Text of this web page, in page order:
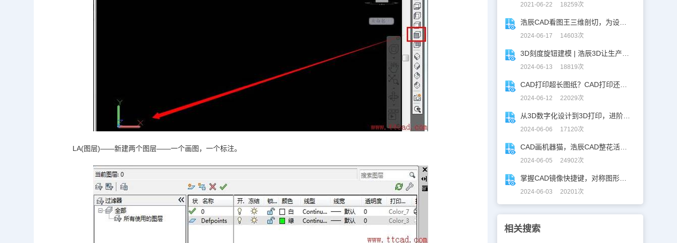
LA(图层)——新建两个图层——一个画图，一个标注。
2021-06-22 18259次
2024-06-17 14603次
2024-06-13 18819次
2024-06-12 22029次
2024-06-06 17120次
2024-06-05 24902次
2024-06-03 20201次
相关搜索